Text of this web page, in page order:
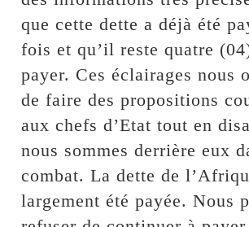
que cette dette a déjà été
fois et qu’il reste quatre
payer. Ces éclairages nous
de faire des propositions
aux chefs d’Etat tout en
nous sommes derrière eux
combat. La dette de
largement été payée. Nous